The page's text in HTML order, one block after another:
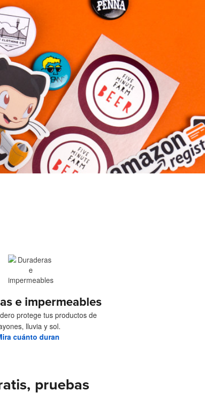
e impermeables
protege tus productos de
lluvia y sol.
cuánto duran
pruebas